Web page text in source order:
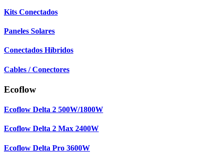
Kits Conectados
Paneles Solares
Conectados Híbridos
Cables / Conectores
Ecoflow
Ecoflow Delta 2 500W/1800W
Ecoflow Delta 2 Max 2400W
Ecoflow Delta Pro 3600W